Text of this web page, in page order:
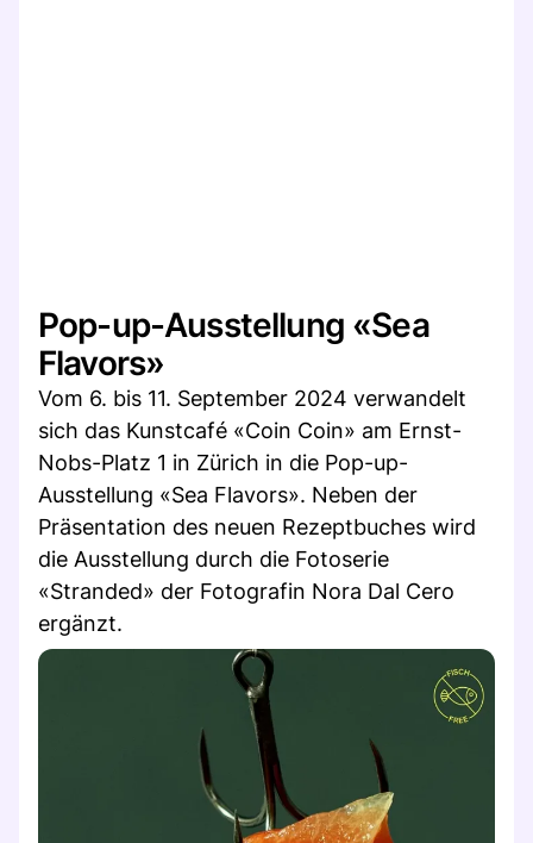
Pop-up-Ausstellung «Sea
Flavors»
Vom 6. bis 11. September 2024 verwandelt
sich das Kunstcafé «Coin Coin» am Ernst-
Nobs-Platz 1 in Zürich in die Pop-up-
Ausstellung «Sea Flavors». Neben der
Präsentation des neuen Rezeptbuches wird
die Ausstellung durch die Fotoserie
«Stranded» der Fotografin Nora Dal Cero
ergänzt.